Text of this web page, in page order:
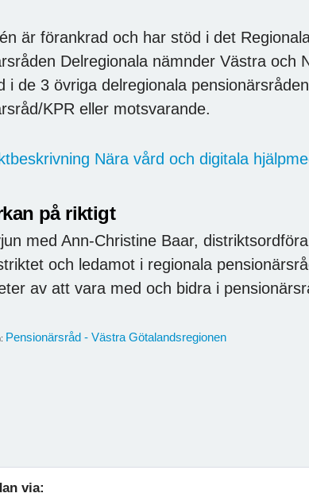
är förankrad och har stöd i det
Delregionala nämnder Västra och
i de 3 övriga delregionala
KPR eller motsvarande.
Nära vård och digitala
på riktigt
med Ann-Christine Baar,
och ledamot i regionala
av att vara med och bidra i
Pensionärsråd - Västra Götalandsregionen
via: